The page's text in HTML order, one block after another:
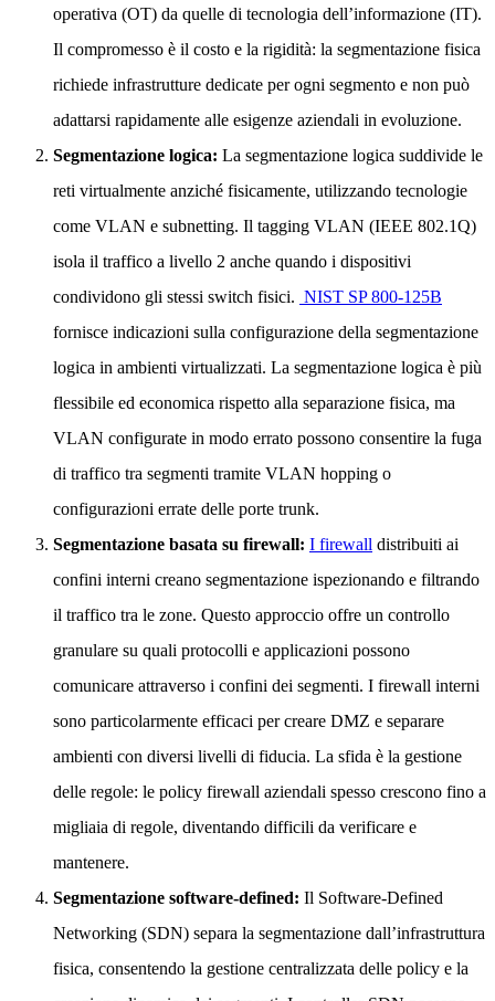
operativa (OT) da quelle di tecnologia dell’informazione (IT).
Il compromesso è il costo e la rigidità: la segmentazione fisica
richiede infrastrutture dedicate per ogni segmento e non può
adattarsi rapidamente alle esigenze aziendali in evoluzione.
Segmentazione logica: La segmentazione logica suddivide le
reti virtualmente anziché fisicamente, utilizzando tecnologie
come VLAN e subnetting. Il tagging VLAN (IEEE 802.1Q)
isola il traffico a livello 2 anche quando i dispositivi
condividono gli stessi switch fisici. NIST SP 800-125B
fornisce indicazioni sulla configurazione della segmentazione
logica in ambienti virtualizzati. La segmentazione logica è più
flessibile ed economica rispetto alla separazione fisica, ma
VLAN configurate in modo errato possono consentire la fuga
di traffico tra segmenti tramite VLAN hopping o
configurazioni errate delle porte trunk.
Segmentazione basata su firewall: I firewall distribuiti ai
confini interni creano segmentazione ispezionando e filtrando
il traffico tra le zone. Questo approccio offre un controllo
granulare su quali protocolli e applicazioni possono
comunicare attraverso i confini dei segmenti. I firewall interni
sono particolarmente efficaci per creare DMZ e separare
ambienti con diversi livelli di fiducia. La sfida è la gestione
delle regole: le policy firewall aziendali spesso crescono fino a
migliaia di regole, diventando difficili da verificare e
mantenere.
Segmentazione software-defined: Il Software-Defined
Networking (SDN) separa la segmentazione dall’infrastruttura
fisica, consentendo la gestione centralizzata delle policy e la